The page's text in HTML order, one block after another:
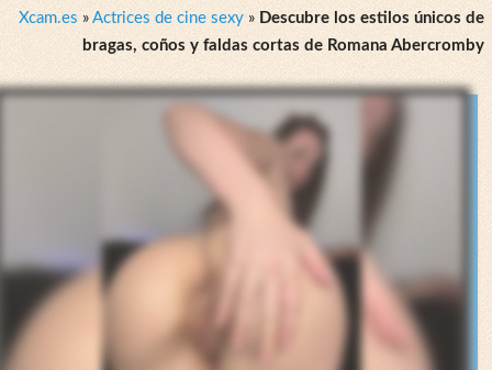
Xcam.es » Actrices de cine sexy » Descubre los estilos únicos de
bragas, coños y faldas cortas de Romana Abercromby